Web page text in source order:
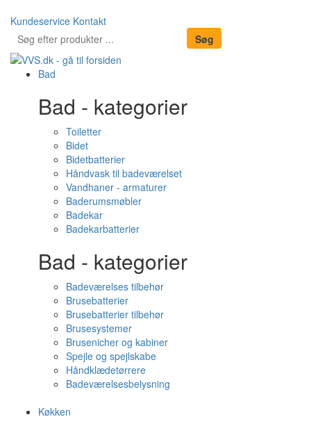
Kundeservice Kontakt
Bad
Bad - kategorier
Toiletter
Bidet
Bidetbatterier
Håndvask til badeværelset
Vandhaner - armaturer
Baderumsmøbler
Badekar
Badekarbatterier
Bad - kategorier
Badeværelses tilbehør
Brusebatterier
Brusebatterier tilbehør
Brusesystemer
Brusenicher og kabiner
Spejle og spejlskabe
Håndklædetørrere
Badeværelsesbelysning
Køkken